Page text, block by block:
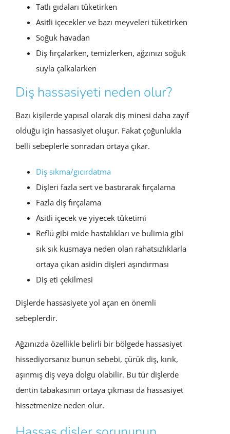
Tatlı gıdaları tüketirken
Asitli içecekler ve bazı meyveleri tüketirken
Soğuk havadan
Diş fırçalarken, temizlerken, ağzınızı soğuk
suyla çalkalarken
Diş hassasiyeti neden olur?
Bazı kişilerde yapısal olarak diş minesi daha zayıf
olduğu için hassasiyet oluşur. Fakat çoğunlukla
belli sebeplerle sonradan ortaya çıkar.
Diş sıkma/gıcırdatma
Dişleri fazla sert ve bastırarak fırçalama
Fazla diş fırçalama
Asitli içecek ve yiyecek tüketimi
Reflü gibi mide hastalıkları ve bulimia gibi
sık sık kusmaya neden olan rahatsızlıklarla
ortaya çıkan asidin dişleri aşındırması
Diş eti çekilmesi
Dişlerde hassasiyete yol açan en önemli
sebeplerdir.
Ağzınızda özellikle belirli bir bölgede hassasiyet
hissediyorsanız bunun sebebi, çürük diş, kırık,
aşınmış diş veya dolgu olabilir. Bu tür dişlerde
dentin tabakasının ortaya çıkması da hassasiyet
hissetmenize neden olur.